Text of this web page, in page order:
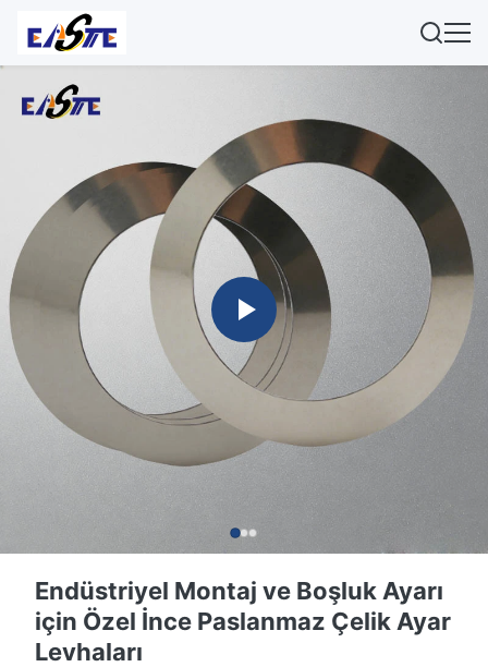
Endüstriyel Montaj ve Boşluk Ayarı
için Özel İnce Paslanmaz Çelik Ayar
Levhaları